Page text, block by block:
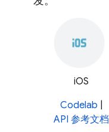
iOS
Codelab
API 参考文档